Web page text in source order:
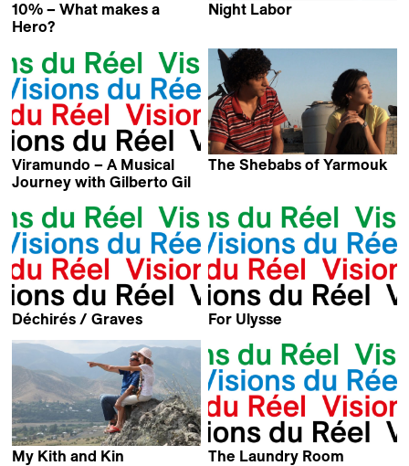
10% – What makes a
Hero?
Night Labor
Viramundo – A Musical
Journey with Gilberto Gil
The Shebabs of Yarmouk
Déchirés / Graves
For Ulysse
My Kith and Kin
The Laundry Room